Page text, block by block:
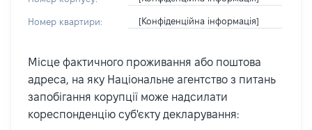
Номер квартири: [Конфіденційна інформація]
Місце фактичного проживання або поштова
адреса, на яку Національне агентство з питань
запобігання корупції може надсилати
кореспонденцію суб'єкту декларування: